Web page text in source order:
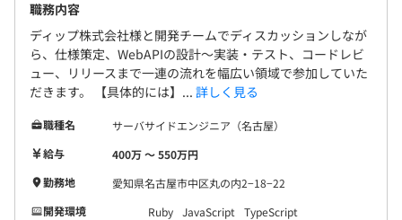
職務内容
ディップ株式会社様と開発チームでディスカッションしなが
ら、仕様策定、WebAPIの設計～実装・テスト、コードレビ
ュー、リリースまで一連の流れを幅広い領域で参加していた
だきます。 【具体的には】... 詳しく見る
職種名
サーバサイドエンジニア（名古屋）
給与
400万 〜 550万円
勤務地
愛知県名古屋市中区丸の内2−18−22
開発環境
Ruby JavaScript
TypeScript